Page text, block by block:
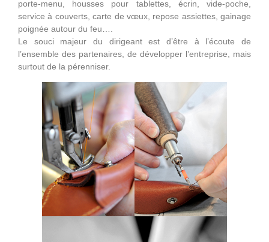
porte-menu, housses pour tablettes, écrin, vide-poche,
service à couverts, carte de vœux, repose assiettes, gainage
poignée autour du feu….
Le souci majeur du dirigeant est d’être à l’écoute de
l’ensemble des partenaires, de développer l’entreprise, mais
surtout de la pérenniser.